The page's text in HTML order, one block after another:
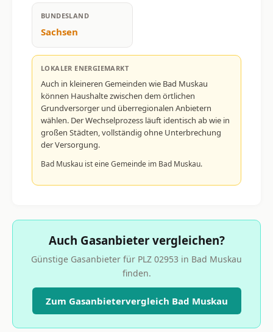
BUNDESLAND
Sachsen
LOKALER ENERGIEMARKT
Auch in kleineren Gemeinden wie Bad Muskau
können Haushalte zwischen dem örtlichen
Grundversorger und überregionalen Anbietern
wählen. Der Wechselprozess läuft identisch ab wie in
großen Städten, vollständig ohne Unterbrechung
der Versorgung.
Bad Muskau ist eine Gemeinde im Bad Muskau.
Auch Gasanbieter vergleichen?
Günstige Gasanbieter für PLZ 02953 in Bad Muskau
finden.
Zum Gasanbietervergleich Bad Muskau